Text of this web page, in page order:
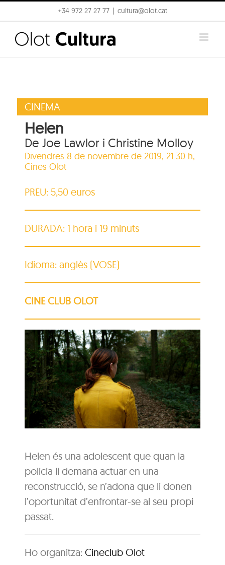
to
content
+34 972 27 27 77 cultura@olot.cat
CINEMA
Helen
De Joe Lawlor i Christine Molloy
Divendres 8 de novembre de 2019, 21.30 h,
Cines Olot
PREU: 5,50 euros
DURADA: 1 hora i 19 minuts
Idioma: anglès (VOSE)
CINE CLUB OLOT
Helen és una adolescent que quan la
policia li demana actuar en una
reconstrucció, se n’adona que li donen
l’oportunitat d’enfrontar-se al seu propi
passat.
Ho organitza:Cineclub Olot